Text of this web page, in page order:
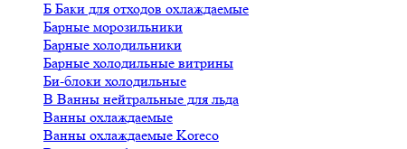
Б Баки для отходов охлаждаемые
Барные морозильники
Барные холодильники
Барные холодильные витрины
Би-блоки холодильные
В Ванны нейтральные для льда
Ванны охлаждаемые
Ванны охлаждаемые Koreco